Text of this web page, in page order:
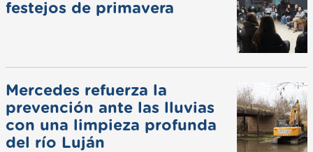
festejos de primavera
Mercedes refuerza la
prevención ante las lluvias
con una limpieza profunda
del río Luján